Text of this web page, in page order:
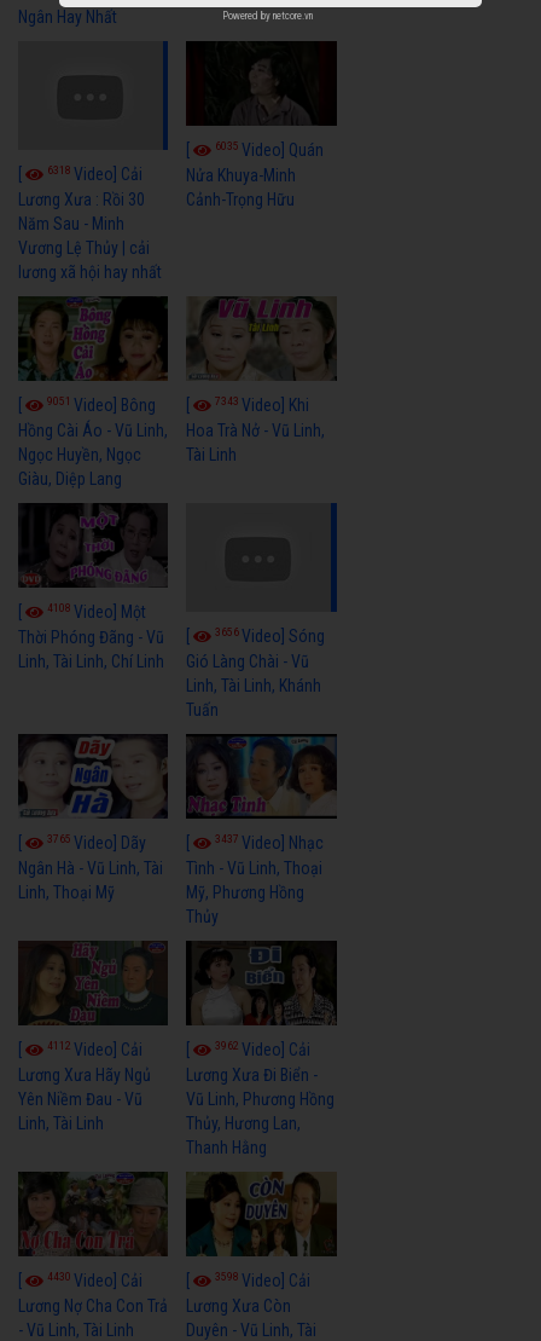
Ngân Hay Nhất
6318 Video] Cải
Lương Xưa : Rồi 30
Năm Sau - Minh
Vương Lệ Thủy | cải
lương xã hội hay nhất
6035Video] Quán
Nửa Khuya-Minh
Cảnh-Trọng Hữu
9051 Video] Bông
Hồng Cài Áo - Vũ Linh,
Ngọc Huyền, Ngọc
Giàu, Diệp Lang
7343Video] Khi
Hoa Trà Nở - Vũ Linh,
Tài Linh
4108 Video] Một
Thời Phóng Đãng - Vũ
Linh, Tài Linh, Chí Linh
3656Video] Sóng
Gió Làng Chài - Vũ
Linh, Tài Linh, Khánh
Tuấn
3765 Video] Dãy
Ngân Hà - Vũ Linh, Tài
Linh, Thoại Mỹ
3437Video] Nhạc
Tình - Vũ Linh, Thoại
Mỹ, Phương Hồng
Thủy
4112 Video] Cải
Lương Xưa Hãy Ngủ
Yên Niềm Đau - Vũ
Linh, Tài Linh
3962Video] Cải
Lương Xưa Đi Biển -
Vũ Linh, Phương Hồng
Thủy, Hương Lan,
Thanh Hằng
4430 Video] Cải
Lương Nợ Cha Con Trả
- Vũ Linh, Tài Linh
3598Video] Cải
Lương Xưa Còn
Duyên - Vũ Linh, Tài
Powered by netcore.vn